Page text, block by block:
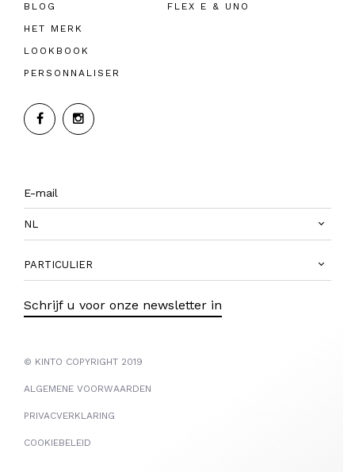
BLOG
HET MERK
LOOKBOOK
PERSONNALISER
FLEX E & UNO
NL
PARTICULIER
Schrijf u voor onze newsletter in
© KINTO COPYRIGHT 2019
ALGEMENE VOORWAARDEN
PRIVACVERKLARING
COOKIEBELEID